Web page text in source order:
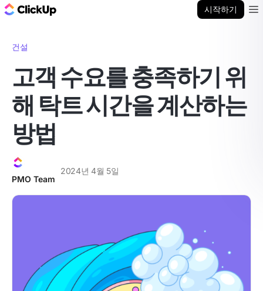
시작하기
건설
고객 수요를 충족하기 위
해 탁트 시간을 계산하는
방법
PMO Team
2024년 4월 5일